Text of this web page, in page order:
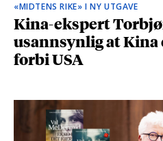
«MIDTENS RIKE» I NY UTGAVE
Kina-ekspert
usannsynlig at Kina
forbi USA